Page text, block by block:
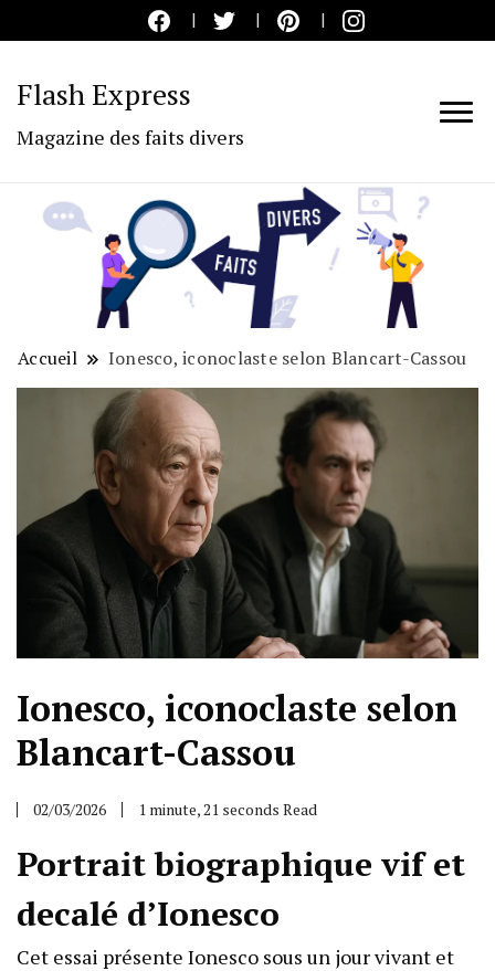
Flash Express
Magazine des faits divers
Accueil Ionesco, iconoclaste selon Blancart-Cassou
Ionesco, iconoclaste selon
Blancart-Cassou
02/03/2026 1 minute, 21 seconds Read
Portrait biographique vif et
decalé d’Ionesco
Cet essai présente Ionesco sous un jour vivant et